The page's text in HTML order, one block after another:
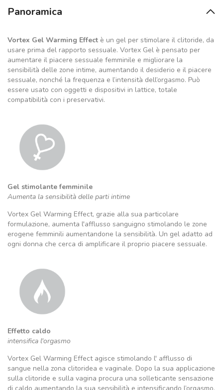
Panoramica
Vortex Gel Warming Effect è un gel per stimolare il clitoride, da
usare prima del rapporto sessuale. Vortex Gel è pensato per
aumentare il piacere sessuale femminile e migliorare la
sensibilità delle zone intime, aumentando il desiderio e il piacere
sessuale, nonché la frequenza e l’intensità dell’orgasmo. Può
essere usato con oggetti e dispositivi in lattice, totale
compatibilità con i preservativi.
Gel stimolante femminile
Aumenta la sensibilità delle parti intime
Vortex Gel Warming Effect, grazie alla sua particolare
formulazione, aumenta l'afflusso sanguigno stimolando le zone
erogene femminili aumentandone la sensibilità. Un gel adatto ad
ogni donna che cerca di amplificare il proprio piacere sessuale.
Effetto caldo
intensifica l'orgasmo
Vortex Gel Warming Effect agisce stimolando l' afflusso di
sangue nella zona clitoridea e vaginale. Dopo la sua applicazione
sulla clitoride e sulla vagina procura una solleticante sensazione